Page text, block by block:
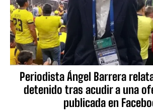
Periodista Ángel Barrera
detenido tras acudir a una
publicada en